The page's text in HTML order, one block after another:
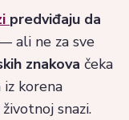
predviđaju da
ali ne za sve
znakova čeka
korena
snazi.